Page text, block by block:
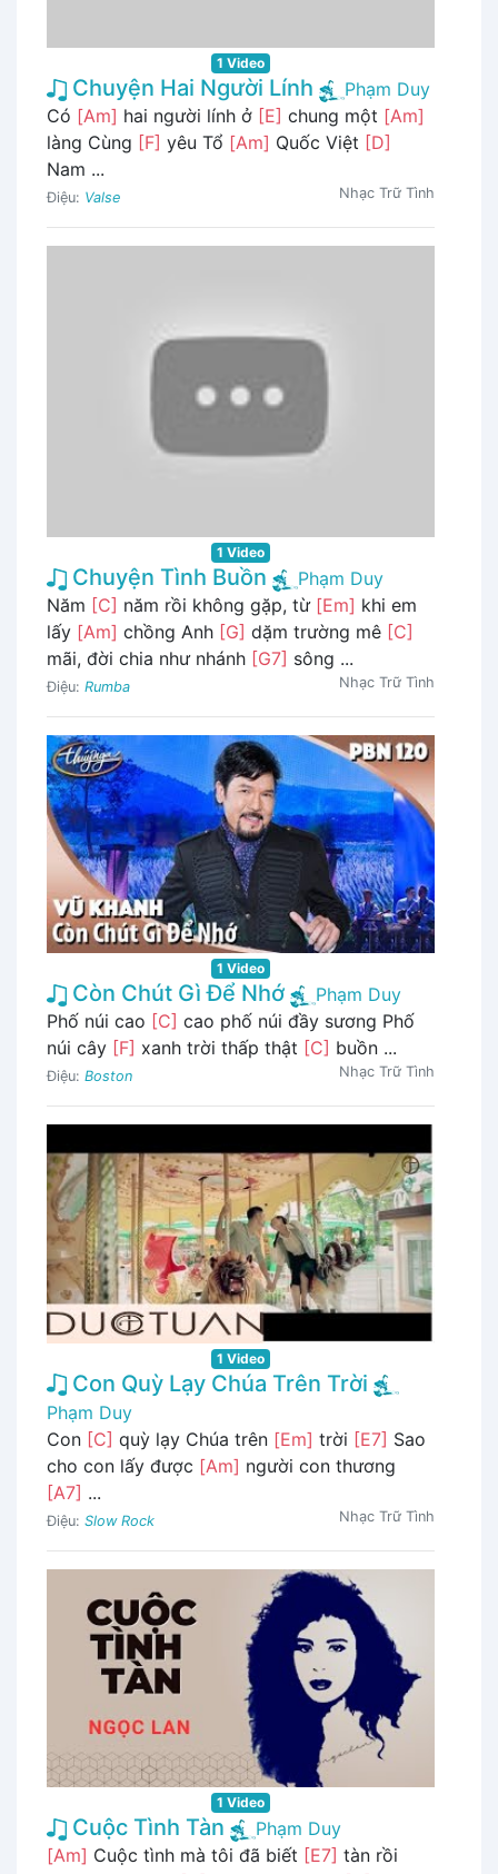
1 Video
Chuyện Hai Người Lính
Phạm Duy
Có [Am] hai người lính ở [E] chung một [Am]
làng Cùng [F] yêu Tổ [Am] Quốc Việt [D]
Nam ...
Điệu: Valse Nhạc Trữ Tình
1 Video
Chuyện Tình Buồn
Phạm Duy
Năm [C] năm rồi không gặp, từ [Em] khi em
lấy [Am] chồng Anh [G] dặm trường mê [C]
mãi, đời chia như nhánh [G7] sông ...
Điệu: Rumba Nhạc Trữ Tình
1 Video
Còn Chút Gì Để Nhớ
Phạm Duy
Phố núi cao [C] cao phố núi đầy sương Phố
núi cây [F] xanh trời thấp thật [C] buồn ...
Điệu: Boston Nhạc Trữ Tình
1 Video
Con Quỳ Lạy Chúa Trên Trời
Phạm Duy
Con [C] quỳ lạy Chúa trên [Em] trời [E7] Sao
cho con lấy được [Am] người con thương
[A7] ...
Điệu: Slow Rock Nhạc Trữ Tình
1 Video
Cuộc Tình Tàn
Phạm Duy
[Am] Cuộc tình mà tôi đã biết [E7] tàn rồi